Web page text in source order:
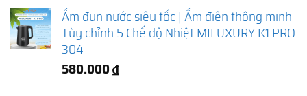
Ấm đun nước siêu tốc | Ấm điện thông minh
Tùy chỉnh 5 Chế độ Nhiệt MILUXURY K1 PRO
304
580.000₫